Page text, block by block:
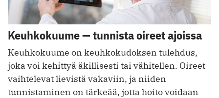
Keuhkokuume — tunnista oireet ajoissa
Keuhkokuume on keuhkokudoksen tulehdus,
joka voi kehittyä äkillisesti tai vähitellen. Oireet
vaihtelevat lievistä vakaviin, ja niiden
tunnistaminen on tärkeää, jotta hoito voidaan